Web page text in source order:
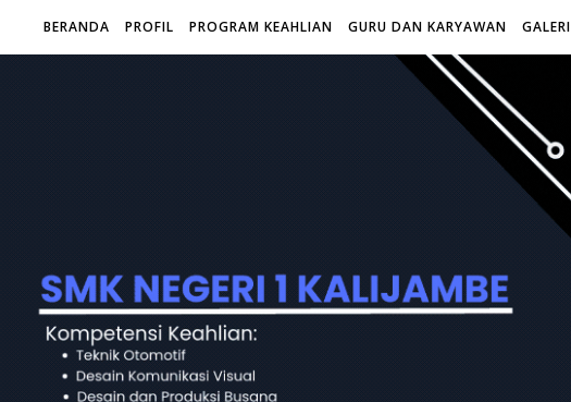
BERANDA PROFIL PROGRAM KEAHLIAN GURU DAN KARYAWAN GALERI